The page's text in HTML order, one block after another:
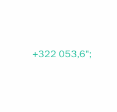
+322 053,6";